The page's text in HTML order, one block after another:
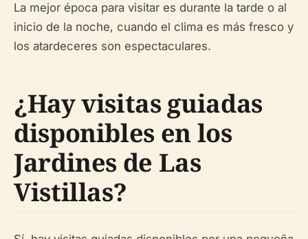
La mejor época para visitar es durante la tarde o al
inicio de la noche, cuando el clima es más fresco y
los atardeceres son espectaculares.
¿Hay visitas guiadas
disponibles en los
Jardines de Las
Vistillas?